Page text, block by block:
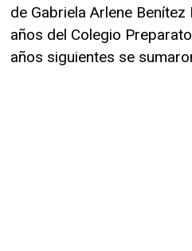
de Gabriela Arlene
años del Colegio
años siguientes se